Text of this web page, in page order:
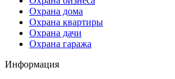
Охрана дома
Охрана квартиры
Охрана дачи
Охрана гаража
Информация